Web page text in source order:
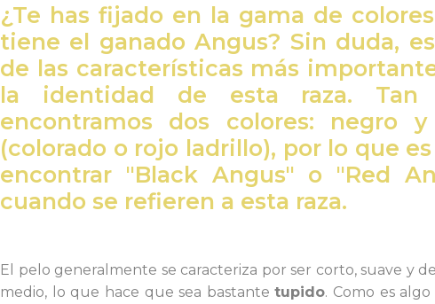
¿Te has fijado en la gama de
tiene el ganado Angus? Sin duda,
de las características más
la identidad de esta raza. Tan
encontramos dos colores: negro
(colorado o rojo ladrillo), por lo que
encontrar "Black Angus" o "Red
cuando se refieren a esta raza.
El pelo generalmente se caracteriza por ser corto, suave y
medio, lo que hace que sea bastantetupido. Como es